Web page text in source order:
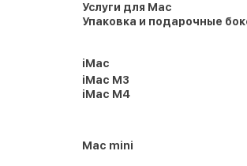
Услуги для Mac
Упаковка и подарочные
iMac
iMac M3
iMac M4
Mac mini